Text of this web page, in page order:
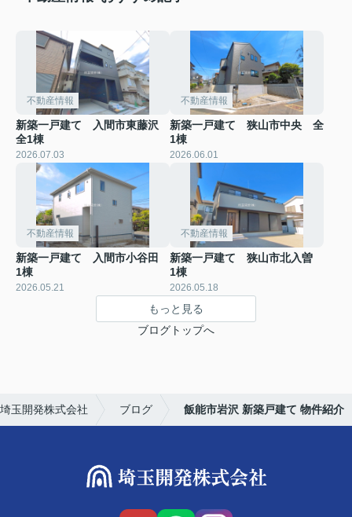
不動産情報
新築一戸建て 入間市東藤沢
全1棟
2026.07.03
不動産情報
新築一戸建て 狭山市中央 全
1棟
2026.06.01
不動産情報
新築一戸建て 入間市小谷田
1棟
2026.05.21
不動産情報
新築一戸建て 狭山市北入曽
1棟
2026.05.18
もっと見る
ブログトップへ
玉開発株式会社 ブログ 飯能市岩沢 新築戸建て 物件紹介